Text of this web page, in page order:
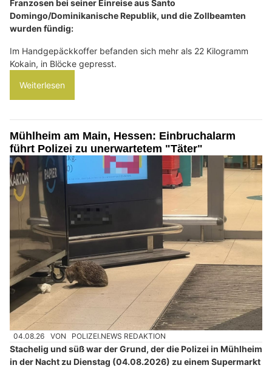
Franzosen bei seiner Einreise aus Santo
Domingo/Dominikanische Republik, und die Zollbeamten
wurden fündig:
Im Handgepäckkoffer befanden sich mehr als 22 Kilogramm
Kokain, in Blöcke gepresst.
Weiterlesen
Mühlheim am Main, Hessen: Einbruchalarm
führt Polizei zu unerwartetem "Täter"
04.08.26 VON POLIZEI.NEWS REDAKTION
Stachelig und süß war der Grund, der die Polizei in Mühlheim
in der Nacht zu Dienstag (04.08.2026) zu einem Supermarkt